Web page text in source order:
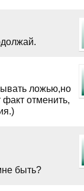
ложью,но
факт отменить,
быть?